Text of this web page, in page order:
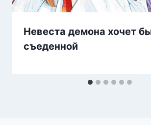
Невеста демона хочет
съеденной